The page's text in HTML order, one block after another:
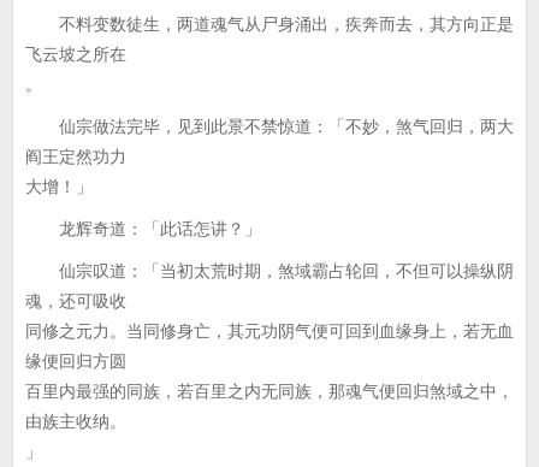
不料变数徒生，两道魂气从尸身涌出，疾奔而去，其方向正是
飞云坡之所在
。
仙宗做法完毕，见到此景不禁惊道：「不妙，煞气回归，两大
阎王定然功力
大增！」
龙辉奇道：「此话怎讲？」
仙宗叹道：「当初太荒时期，煞域霸占轮回，不但可以操纵阴
魂，还可吸收
同修之元力。当同修身亡，其元功阴气便可回到血缘身上，若无血
缘便回归方圆
百里内最强的同族，若百里之内无同族，那魂气便回归煞域之中，
由族主收纳。
」